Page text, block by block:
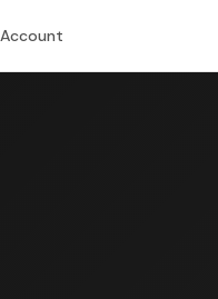
Account